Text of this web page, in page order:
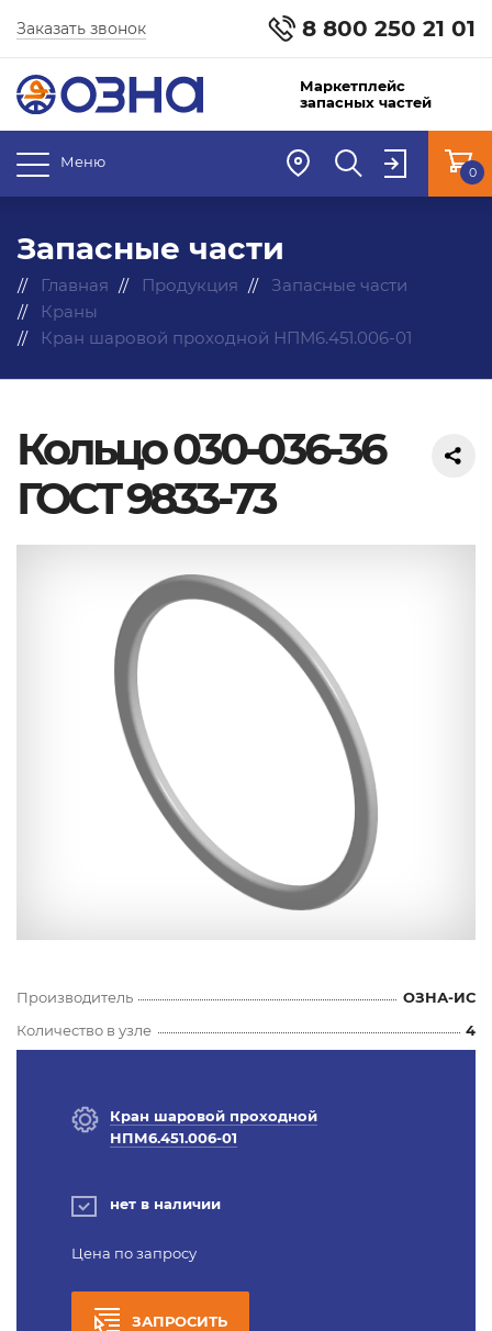
8 800 250 21 01
Заказать звонок
Маркетплейс
запасных частей
Меню
0
Запасные части
Главная Продукция
Запасные части
Краны
Кран шаровой проходной НПМ6.451.006-01
Кольцо 030-036-36
ГОСТ 9833-73
Производитель
ОЗНА-ИС
Количество в узле
4
Кран шаровой проходной
НПМ6.451.006-01
нет в наличии
Цена по запросу
ЗАПРОСИТЬ